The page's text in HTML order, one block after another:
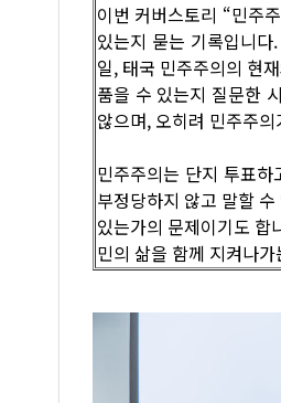
이번 커버스토리 “민주
있는지 묻는 기록입니
일, 태국 민주주의의 현
품을 수 있는지 질문한
않으며, 오히려 민주주
민주주의는 단지 투표
부정당하지 않고 말할
있는가의 문제이기도 합
민의 삶을 함께 지켜나